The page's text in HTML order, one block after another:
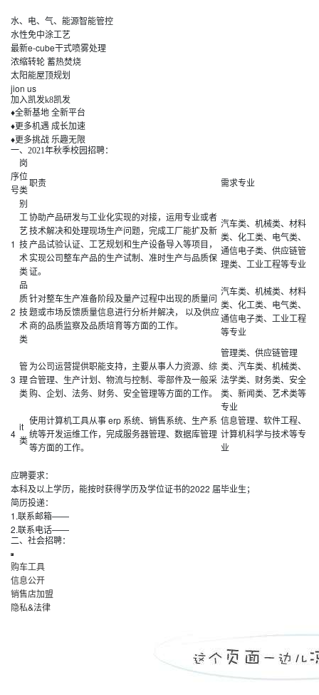
水、电、气、能源智能管控
水性免中涂工艺
最新e-cube干式喷雾处理
浓缩转轮 蓄热焚烧
太阳能屋顶规划
jion us
加入凯发k8凯发
♦全新基地 全新平台
♦更多机遇 成长加速
♦更多挑战 乐趣无限
一、2021年秋季校园招聘：
序
号
岗
位
类
别
职责 需求专业
1
工
艺
技
术
类
协助产品研发与工业化实现的对接，运用专业或者
技术解决和处理现场生产问题，完成工厂能扩及新
产品试验认证、工艺规划和生产设备导入等项目，
实现公司整车产品的生产试制、准时生产与品质保
证。
汽车类、机械类、材料
类、化工类、电气类、
通信电子类、供应链管
理类、工业工程等专业
2
品
质
技
术
类
针对整车生产准备阶段及量产过程中出现的质量问
题或市场反馈质量信息进行分析并解决， 以及供应
商的品质监察及品质培育等方面的工作。
汽车类、机械类、材料
类、化工类、电气类、
通信电子类、工业工程
等专业
3
管
理
类
为公司运营提供职能支持，主要从事人力资源、综
合管理、生产计划、物流与控制、零部件及一般采
购、企划、法务、财务、安全管理等方面的工作。
管理类、供应链管理
类、汽车类、机械类、
法学类、财务类、安全
类、新闻类、艺术类等
专业
4
it
类
使用计算机工具从事 erp 系统、销售系统、生产系
统等开发运维工作，完成服务器管理、数据库管理
等方面的工作。
信息管理、软件工程、
计算机科学与技术等专
业
应聘要求：
本科及以上学历，能按时获得学历及学位证书的2022 届毕业生；
简历投递：
1.联系邮箱——
2.联系电话——
二、社会招聘：
购车工具
信息公开
销售店加盟
隐私&法律